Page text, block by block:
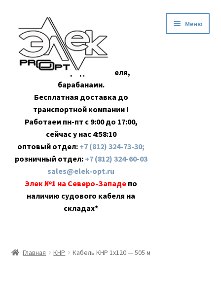
навигации
содержимому
Оптовая продажа кабеля,
барабанами.
Бесплатная доставка до
транспортной компании !
Работаем пн-пт с 9:00 до 17:00,
сейчас у нас 4:58:11
оптовый отдел: +7 (812) 324-73-30;
розничный отдел: +7 (812) 324-60-03
sales@elek-opt.ru
Элек №1 на Северо-Западе по
наличию судового кабеля на
складах*
Меню
Главная КНР Кабель КНР 1х120 — 505 м